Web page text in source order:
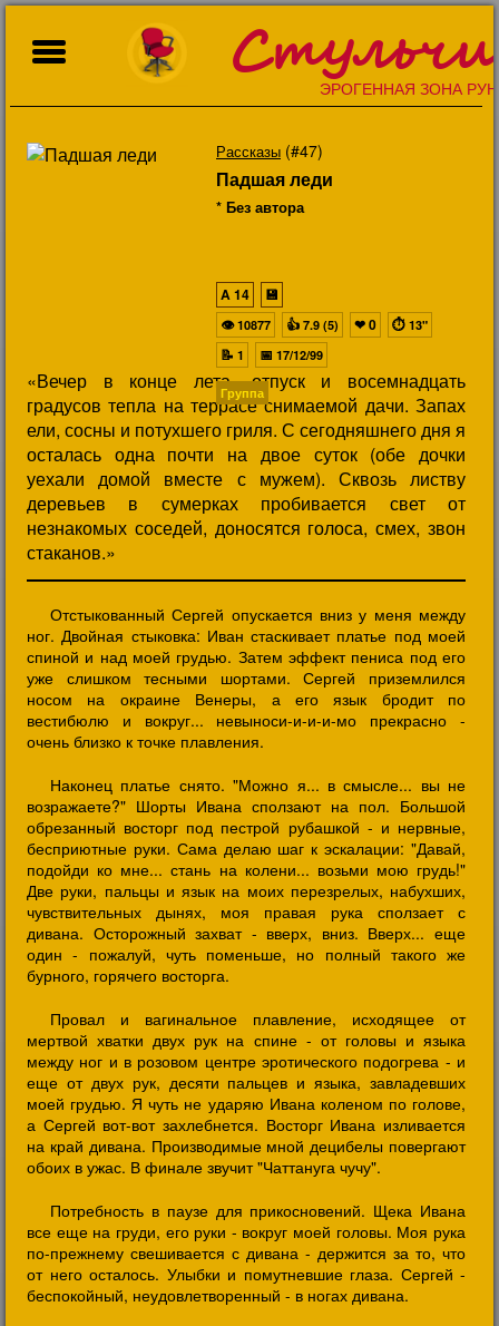
ЭРОГЕННАЯ ЗОНА
Рассказы (#47)
Падшая леди
* Без автора
«Вечер в конце лета, отпуск и восемнадцать
градусов тепла на террасе снимаемой дачи. Запах
ели, сосны и потухшего гриля. С сегодняшнего дня я
осталась одна почти на двое суток (обе дочки
уехали домой вместе с мужем). Сквозь листву
деревьев в сумерках пробивается свет от
незнакомых соседей, доносятся голоса, смех, звон
стаканов.»
A14
💾
👁10877 👍 7.9 (5) ❤0 ⏱ 13"
📝 1 📅 17/12/99
Группа
Отстыкованный Сергей опускается вниз у меня между
ног. Двойная стыковка: Иван стаскивает платье под моей
спиной и над моей грудью. Затем эффект пениса под его
уже слишком тесными шортами. Сергей приземлился
носом на окраине Венеры, а его язык бродит по
вестибюлю и вокруг... невыноси-и-и-и-мо прекрасно -
очень близко к точке плавления.
Наконец платье снято. "Можно я... в смысле... вы не
возражаете?" Шорты Ивана сползают на пол. Большой
обрезанный восторг под пестрой рубашкой - и нервные,
бесприютные руки. Сама делаю шаг к эскалации: "Давай,
подойди ко мне... стань на колени... возьми мою грудь!"
Две руки, пальцы и язык на моих перезрелых, набухших,
чувствительных дынях, моя правая рука сползает с
дивана. Осторожный захват - вверх, вниз. Вверх... еще
один - пожалуй, чуть поменьше, но полный такого же
бурного, горячего восторга.
Провал и вагинальное плавление, исходящее от
мертвой хватки двух рук на спине - от головы и языка
между ног и в розовом центре эротического подогрева - и
еще от двух рук, десяти пальцев и языка, завладевших
моей грудью. Я чуть не ударяю Ивана коленом по голове,
а Сергей вот-вот захлебнется. Восторг Ивана изливается
на край дивана. Производимые мной децибелы повергают
обоих в ужас. В финале звучит "Чаттануга чучу".
Потребность в паузе для прикосновений. Щека Ивана
все еще на груди, его руки - вокруг моей головы. Моя рука
по-прежнему свешивается с дивана - держится за то, что
от него осталось. Улыбки и помутневшие глаза. Сергей -
беспокойный, неудовлетворенный - в ногах дивана.